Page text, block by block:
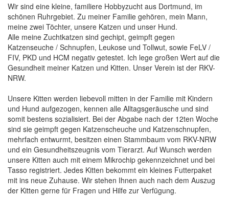
Wir sind eine kleine, familiere Hobbyzucht aus Dortmund, im
schönen Ruhrgebiet. Zu meiner Familie gehören, mein Mann,
meine zwei Töchter, unsere Katzen und unser Hund.
Alle meine Zuchtkatzen sind gechipt, geimpft gegen
Katzenseuche / Schnupfen, Leukose und Tollwut, sowie FeLV /
FIV, PKD und HCM negativ getestet. Ich lege großen Wert auf die
Gesundheit meiner Katzen und Kitten. Unser Verein ist der RKV-
NRW.
Unsere Kitten werden liebevoll mitten in der Familie mit Kindern
und Hund aufgezogen, kennen alle Alltagsgeräusche und sind
somit bestens sozialisiert. Bei der Abgabe nach der 12ten Woche
sind sie geimpft gegen Katzenscheuche und Katzenschnupfen,
mehrfach entwurmt, besitzen einen Stammbaum vom RKV-NRW
und ein Gesundheitszeugnis vom Tierarzt. Auf Wunsch werden
unsere Kitten auch mit einem Mikrochip gekennzeichnet und bei
Tasso registriert. Jedes Kitten bekommt ein kleines Futterpaket
mit ins neue Zuhause. Wir stehen Ihnen auch nach dem Auszug
der Kitten gerne für Fragen und Hilfe zur Verfügung.